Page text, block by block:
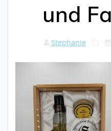
und
Stephanie